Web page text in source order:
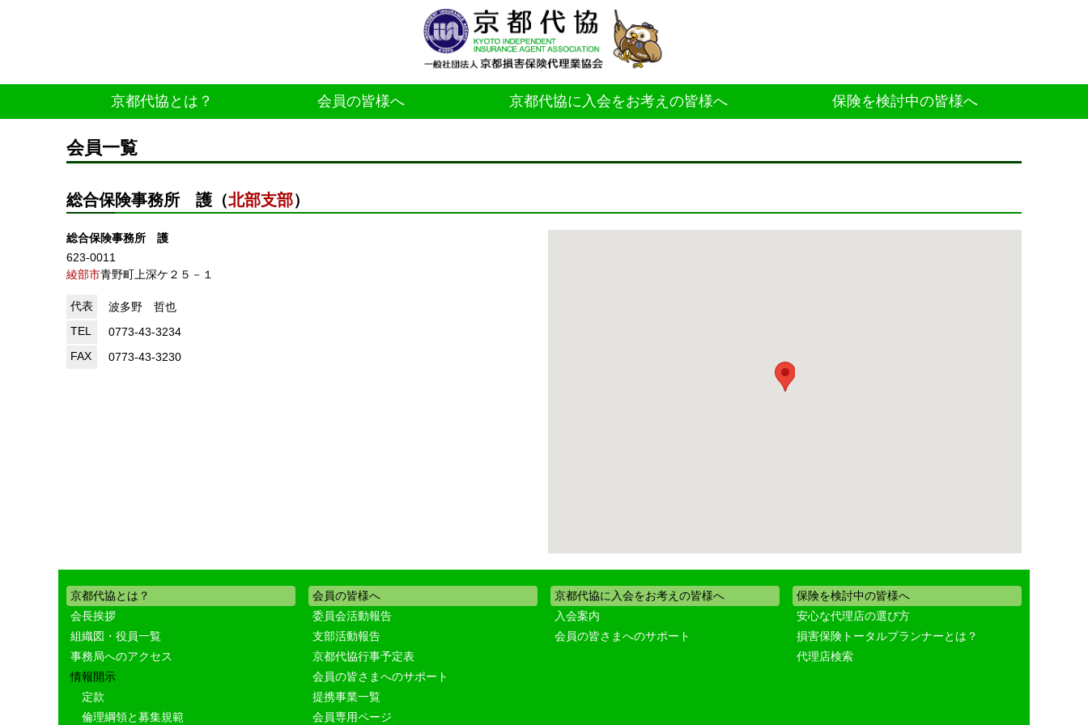
京都代協とは？ 会員の皆様へ 京都代協に入会をお考えの皆様へ 保険を検討中の皆様へ
会員一覧
総合保険事務所 護（北部支部）
総合保険事務所 護
623-0011
綾部市青野町上深ケ２５－１
代表
波多野 哲也
TEL
0773-43-3234
FAX
0773-43-3230
京都代協とは？
会長挨拶
組織図・役員一覧
事務局へのアクセス
情報開示
定款
倫理綱領と募集規範
会員の皆様へ
委員会活動報告
支部活動報告
京都代協行事予定表
会員の皆さまへのサポート
提携事業一覧
会員専用ページ
京都代協に入会をお考えの皆様へ
入会案内
会員の皆さまへのサポート
保険を検討中の皆様へ
安心な代理店の選び方
損害保険トータルプランナーとは？
代理店検索